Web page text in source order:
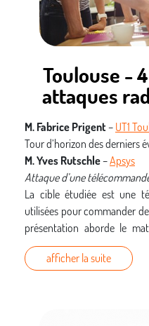
Toulouse -
attaques
M. Fabrice Prigent– UT1
Tour d’horizon des derniers
M. Yves Rutschle–Apsys
Attaque d’une
La cible étudiée est une
utilisées pour commander
présentation aborde le
démonstration de l’écoute,
en rejeu.afficher la suite